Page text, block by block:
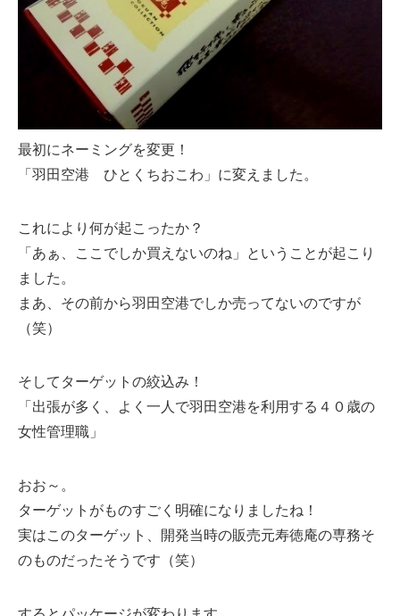
最初にネーミングを変更！
「羽田空港 ひとくちおこわ」に変えました。
これにより何が起こったか？
「あぁ、ここでしか買えないのね」ということが起こり
ました。
まあ、その前から羽田空港でしか売ってないのですが
（笑）
そしてターゲットの絞込み！
「出張が多く、よく一人で羽田空港を利用する４０歳の
女性管理職」
おお～。
ターゲットがものすごく明確になりましたね！
実はこのターゲット、開発当時の販売元寿徳庵の専務そ
のものだったそうです（笑）